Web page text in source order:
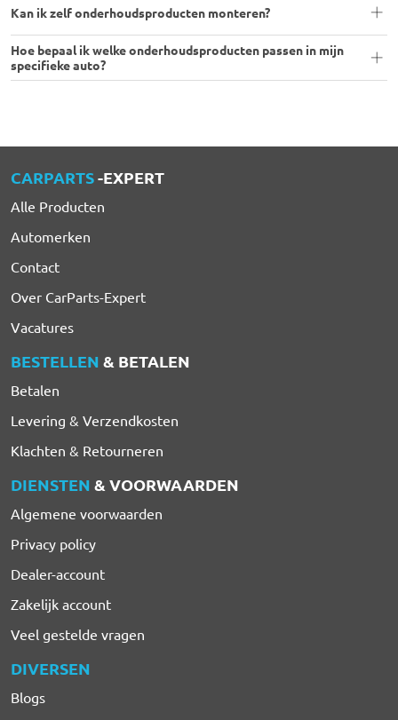
Kan ik zelf onderhoudsproducten monteren?
Hoe bepaal ik welke onderhoudsproducten passen in mijn
specifieke auto?
CARPARTS-EXPERT
Alle Producten
Automerken
Contact
Over CarParts-Expert
Vacatures
BESTELLEN & BETALEN
Betalen
Levering & Verzendkosten
Klachten & Retourneren
DIENSTEN & VOORWAARDEN
Algemene voorwaarden
Privacy policy
Dealer-account
Zakelijk account
Veel gestelde vragen
DIVERSEN
Blogs